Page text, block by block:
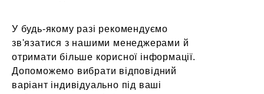
У будь-якому разі рекомендуємо
зв'язатися з нашими менеджерами й
отримати більше корисної інформації.
Допоможемо вибрати відповідний
варіант індивідуально під ваші